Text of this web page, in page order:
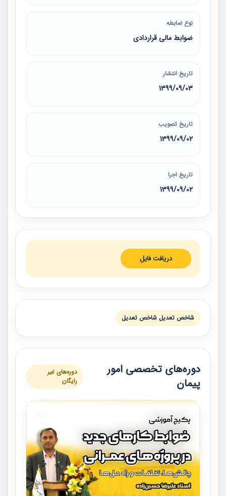
نوع ضابطه
ضوابط مالی قراردادی
تاریخ انتشار
1399/09/03
تاریخ تصویب
1399/09/02
تاریخ اجرا
1399/09/02
دریافت فایل
شاخص تعديل شاخص تعديل
دوره‌های تخصصی امور
پیمان
دوره‌های غیر
رایگان